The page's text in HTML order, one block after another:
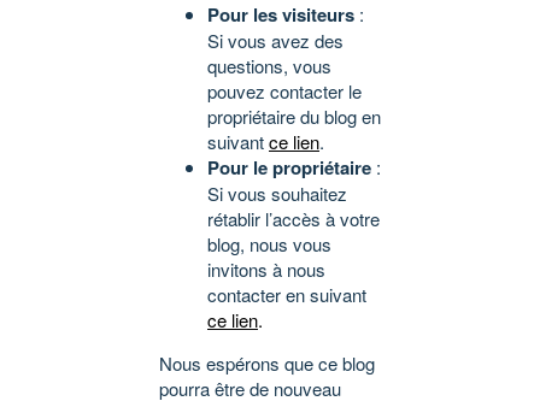
Pour les visiteurs :
Si vous avez des
questions, vous
pouvez contacter le
propriétaire du blog en
suivantce lien.
Pour le propriétaire :
Si vous souhaitez
rétablir l’accès à votre
blog, nous vous
invitons à nous
contacter en suivant
ce lien.
Nous espérons que ce blog
pourra être de nouveau